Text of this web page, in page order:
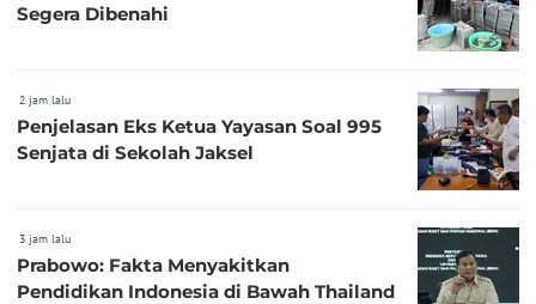
Segera Dibenahi
2 jam lalu
Penjelasan Eks Ketua Yayasan Soal 995
Senjata di Sekolah Jaksel
3 jam lalu
Prabowo: Fakta Menyakitkan
Pendidikan Indonesia di Bawah Thailand